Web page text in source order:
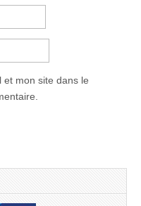
et mon site dans le